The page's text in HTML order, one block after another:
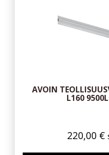
AVOIN
L160
220,00 €